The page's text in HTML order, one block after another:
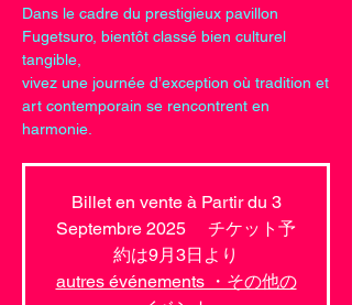
Dans le cadre du prestigieux pavillon
Fugetsuro, bientôt classé bien culturel
tangible,
vivez une journée d’exception où tradition et
art contemporain se rencontrent en
harmonie.
Billet en vente à Partir du 3
Septembre 2025 チケット予
約は9月3日より
autres événements ・その他の